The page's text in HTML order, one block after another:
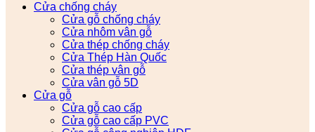
Cửa chống cháy
Cửa gỗ chống cháy
Cửa nhôm vân gỗ
Cửa thép chống cháy
Cửa Thép Hàn Quốc
Cửa thép vân gỗ
Cửa vân gỗ 5D
Cửa gỗ
Cửa gỗ cao cấp
Cửa gỗ cao cấp PVC